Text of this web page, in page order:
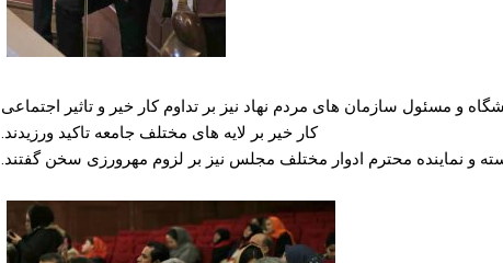
و مسئول سازمان های مردم نهاد نیز بر تداوم کار خیر و تاثیر اجتماعی
کار خیر بر لایه های مختلف جامعه تاکید ورزیدند.
و نماینده محترم ادوار مختلف مجلس نیز بر لزوم مهرورزی سخن گفتند.